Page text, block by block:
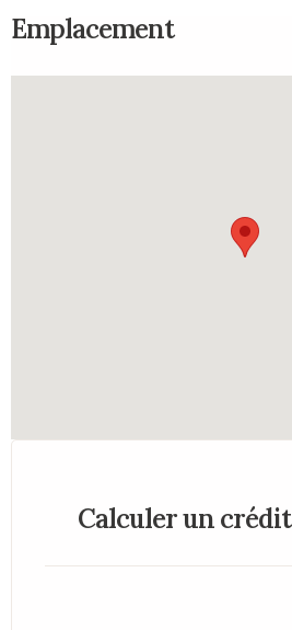
Emplacement
Calculer un crédit